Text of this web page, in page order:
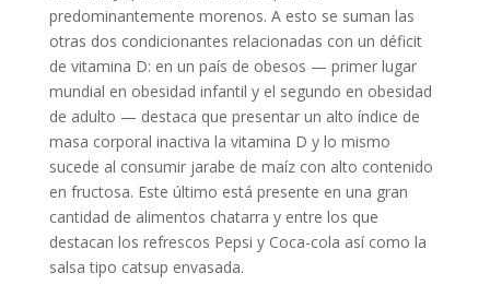
predominantemente morenos. A esto se suman las
otras dos condicionantes relacionadas con un déficit
de vitamina D: en un país de obesos — primer lugar
mundial en obesidad infantil y el segundo en obesidad
de adulto — destaca que presentar un alto índice de
masa corporal inactiva la vitamina D y lo mismo
sucede al consumir jarabe de maíz con alto contenido
en fructosa. Este último está presente en una gran
cantidad de alimentos chatarra y entre los que
destacan los refrescos Pepsi y Coca-cola así como la
salsa tipo catsup envasada.